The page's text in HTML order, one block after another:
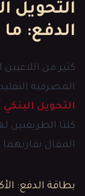
التحويل
الدفع:
كثير من
المصرفية
التحويل البنكي
كلتا الطريقتين
المقال
بطاقة الدفع: